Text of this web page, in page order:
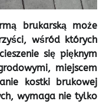
brukarską może
wśród których
się pięknym
miejscem
kostki brukowej
wymaga nie tylko